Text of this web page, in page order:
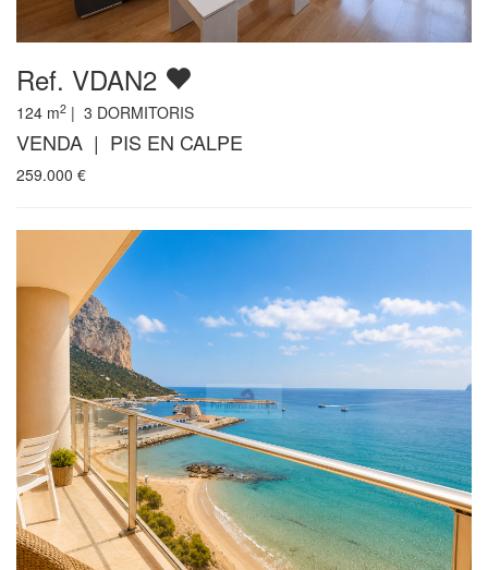
Ref. VDAN2
124 m2 | 3 DORMITORIS
VENDA | PIS EN CALPE
259.000 €